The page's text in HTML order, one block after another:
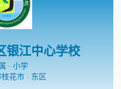
银江中心学校
- 小学
花市 - 东区